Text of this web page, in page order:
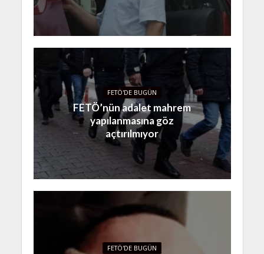
FETÖ'DE BUGÜN
FETÖ’nün adalet mahrem
yapılanmasına göz
açtırılmıyor
FETÖ'DE BUGÜN